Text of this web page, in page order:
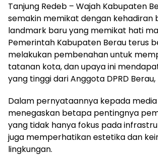
Tanjung Redeb – Wajah Kabupaten
semakin memikat dengan kehadiran
landmark baru yang memikat hati
Pemerintah Kabupaten Berau terus
melakukan pembenahan untuk
tatanan kota, dan upaya ini
yang tinggi dari Anggota DPRD Berau,
Dalam pernyataannya kepada media
menegaskan betapa pentingnya
yang tidak hanya fokus pada
juga memperhatikan estetika dan
lingkungan.